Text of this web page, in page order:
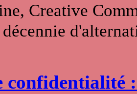
Creative
confidentialité